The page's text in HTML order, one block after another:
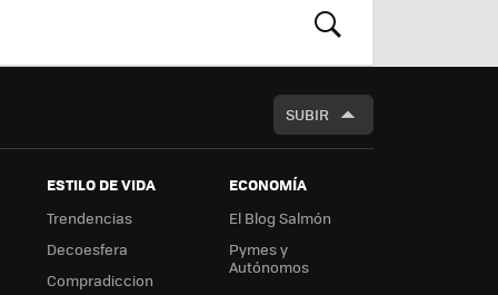
BUSCAR
SUBIR
ESTILO DE VIDA
Trendencias
Decoesfera
Compradiccion
ECONOMÍA
El Blog Salmón
Pymes y
Autónomos